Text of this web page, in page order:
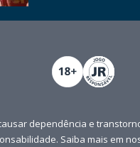
dependência e
Saiba mais em